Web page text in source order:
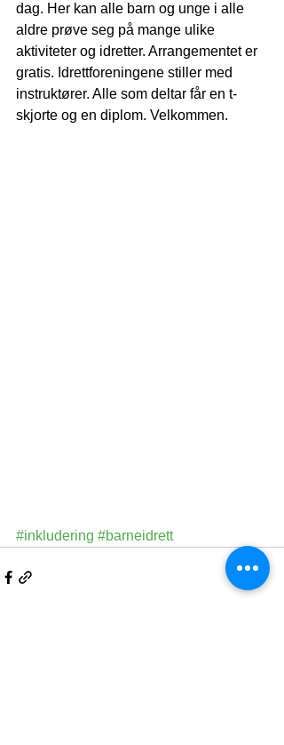
dag. Her kan alle barn og unge i alle
aldre prøve seg på mange ulike
aktiviteter og idretter. Arrangementet er
gratis. Idrettforeningene stiller med
instruktører. Alle som deltar får en t-
skjorte og en diplom. Velkommen.
#inkludering #barneidrett